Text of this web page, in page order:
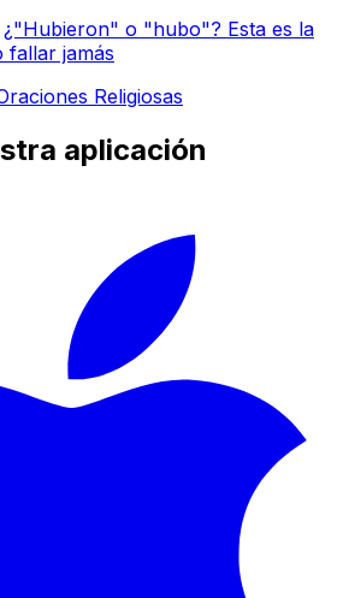
¿"Hubieron" o "hubo"? Esta es la
fallar jamás
Religiosas
aplicación